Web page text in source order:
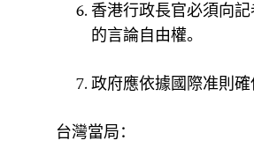
香港行政長官必須向
的言論自由權。
政府應依據國際准則
台灣當局：